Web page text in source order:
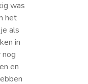
was
het
als
in
en